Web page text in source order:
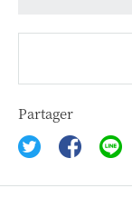
Partager